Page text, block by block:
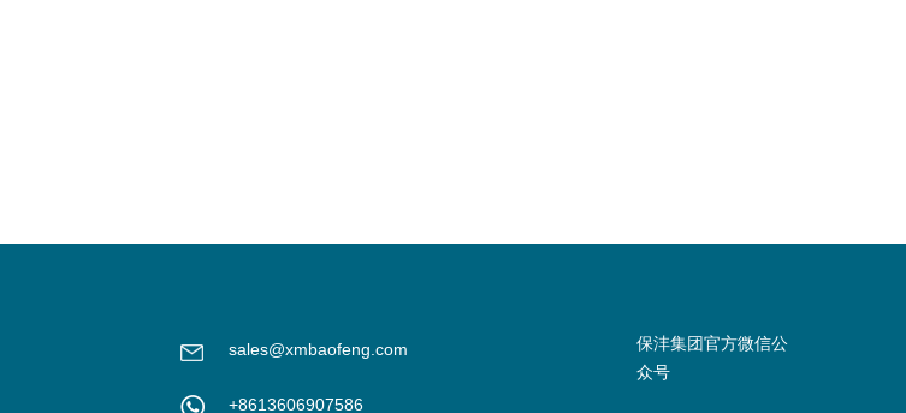
sales@xmbaofeng.com
+8613606907586
保沣集团官方微信公
众号